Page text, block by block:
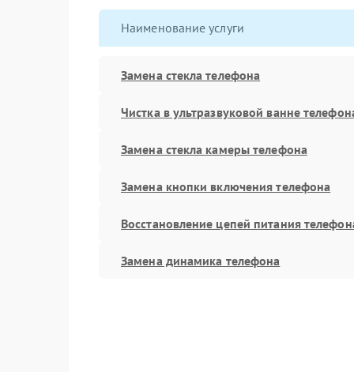
Наименование услуги
Замена стекла телефона
Чистка в ультразвуковой ванне
Замена стекла камеры телефона
Замена кнопки включения телефона
Восстановление цепей питания
Замена динамика телефона